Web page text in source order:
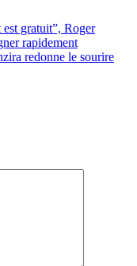
gratuit”, Roger
rapidement
redonne le sourire